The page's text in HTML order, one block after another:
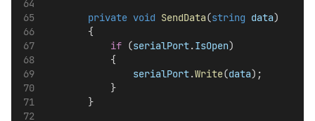
private void SendData(string data)
        {
if (serialPort.IsOpen)
            {
serialPort.Write(data);
            }
        }